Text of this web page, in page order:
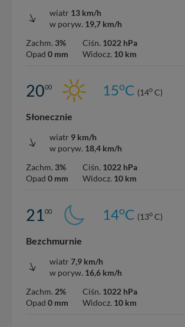
wiatr 13 km/h
w poryw. 19,7 km/h
Zachm. 3%
Opad 0 mm
Ciśn. 1022 hPa
Widocz. 10 km
2000 15oC (14o C)
Słonecznie
wiatr 9 km/h
w poryw. 18,4 km/h
Zachm. 3%
Opad 0 mm
Ciśn. 1022 hPa
Widocz. 10 km
2100 14oC (13o C)
Bezchmurnie
wiatr 7,9 km/h
w poryw. 16,6 km/h
Zachm. 2%
Opad 0 mm
Ciśn. 1022 hPa
Widocz. 10 km